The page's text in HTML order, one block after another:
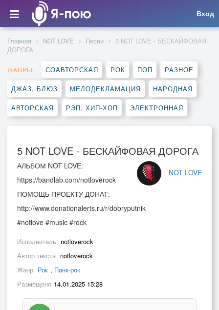
Вход
Главная NOT LOVE Песни
5 NOT LOVE - БЕСКАЙФОВАЯ
ДОРОГА
ЖАНРЫ: СОАВТОРСКАЯ РОК ПОП РАЗНОЕ
ДЖАЗ, БЛЮЗ МЕЛОДЕКЛАМАЦИЯ НАРОДНАЯ
АВТОРСКАЯ РЭП, ХИП-ХОП ЭЛЕКТРОННАЯ
5 NOT LOVE - БЕСКАЙФОВАЯ ДОРОГА
NOT LOVE
АЛЬБОМ NOT LOVE:
https://bandlab.com/notloverock
ПОМОЩЬ ПРОЕКТУ ДОНАТ:
http://www.donationalerts.ru/r/dobryputnik
#notlove #music #rock
Исполнитель notloverock
Автор текста notloverock
Жанр Рок , Панк-рок
Размещено 14.01.2025 15:28